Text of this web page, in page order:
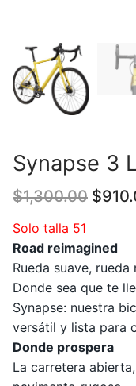
Synapse 3
$1,300.00 $
Solo talla 51
Road reimagined
Rueda suave,
Donde sea que te
Synapse: nuestra
versátil y lista para
Donde prospera
La carretera